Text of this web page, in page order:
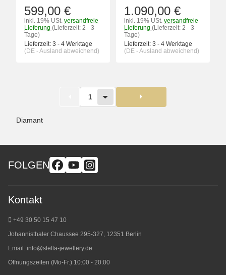
599,00 €
inkl. 19% USt. versandfreie
Lieferung (Lieferzeit: 2 - 3
Tage)
Lieferzeit: 3 - 4 Werktage
(DE - Ausland abweichend)
1.090,00 €
inkl. 19% USt. versandfreie
Lieferung (Lieferzeit: 2 - 3
Tage)
Lieferzeit: 3 - 4 Werktage
(DE - Ausland abweichend)
1
Diamant
FOLGEN
Kontakt
+49 30 50 15 47 10
Johannisthaler Chaussee 295-327, 12351 Berlin
Email: info@stella-jewellery.de
Öffnungszeiten (Mo-Fr.) 10:00 - 20:00